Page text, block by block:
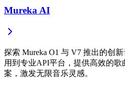
Mureka AI
探索 Mureka O1 与 V7 推出的创
用到专业API平台，提供高效的
案，激发无限音乐灵感。